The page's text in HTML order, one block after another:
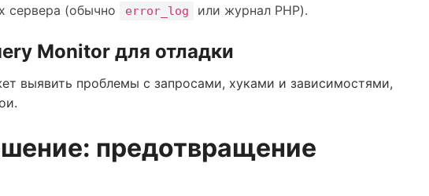
сервера (обычно
error_log или журнал PHP).
Monitor для отладки
выявить проблемы с запросами, хуками и зависимостями,
предотвращение